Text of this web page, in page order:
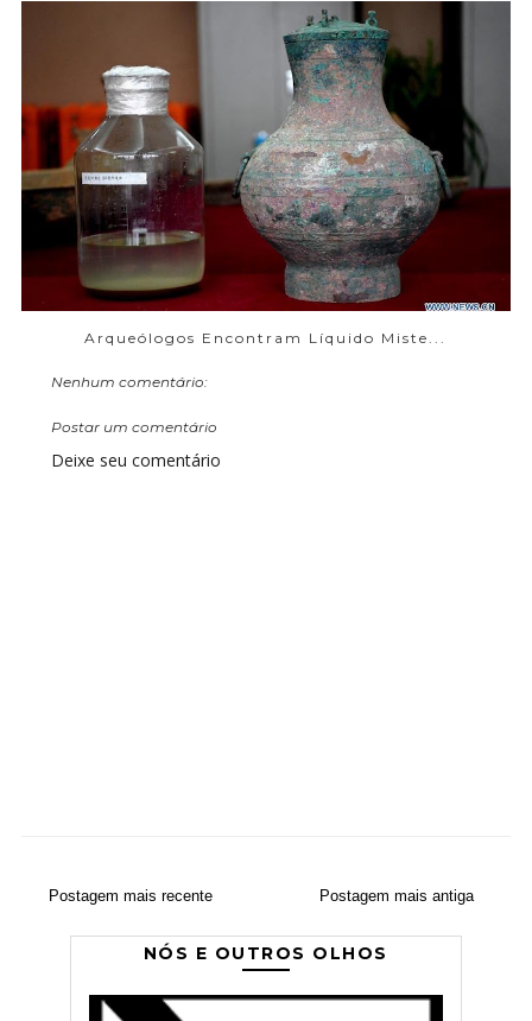
Arqueólogos Encontram Líquido Miste...
Nenhum comentário:
Postar um comentário
Deixe seu comentário
Postagem mais recente Postagem mais antiga
NÓS E OUTROS OLHOS